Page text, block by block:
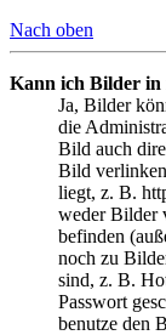
Nach oben
Kann ich Bilder in
Ja, Bilder
die
Bild auch
Bild
liegt, z. B.
weder Bilder
befinden
noch zu
sind, z. B.
Passwort
benutze den